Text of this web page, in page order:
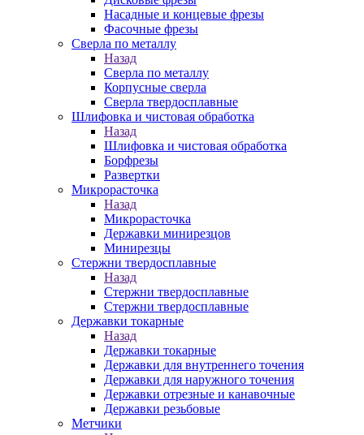
Насадные и концевые фрезы
Фасочные фрезы
Сверла по металлу
Назад
Сверла по металлу
Корпусные сверла
Сверла твердосплавные
Шлифовка и чистовая обработка
Назад
Шлифовка и чистовая обработка
Борфрезы
Развертки
Микрорасточка
Назад
Микрорасточка
Державки минирезцов
Минирезцы
Стержни твердосплавные
Назад
Стержни твердосплавные
Стержни твердосплавные
Державки токарные
Назад
Державки токарные
Державки для внутреннего точения
Державки для наружного точения
Державки отрезные и канавочные
Державки резьбовые
Метчики